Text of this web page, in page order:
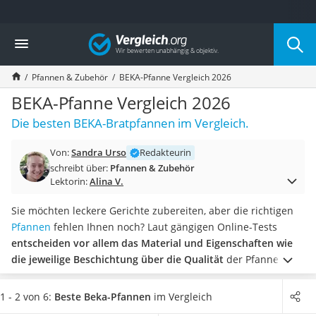
Die beliebtesten Vergleiche nach Kategorie
Haushalt
Wassersprudler
Zentralstaubsauger
Brotbackautomat
Wischroboter
Wäschespinne
Spülmaschinentabs
Akku-Staubsauger
AEG-Waschmaschine
Saug-Wisch-Roboter
Handstaubsauger
Milchaufschäumer
Kondenstrockner
Reiskocher
Vergleich
Pfannen & Zubehör BEKA-Pfanne Vergleich 2026
BEKA-Pfanne Vergleich 2026
Die besten BEKA-Bratpfannen im Vergleich.
Von:Sandra Urso
Redakteurin
schreibt über: Pfannen & Zubehör
Lektorin:Alina V.
Sie möchten leckere Gerichte zubereiten, aber die richtigen
Pfannen fehlen Ihnen noch? Laut gängigen Online-Tests
entscheiden vor allem das Material und Eigenschaften wie
die jeweilige Beschichtung über die Qualität der Pfannen.
BEKA bietet verschiedenste Modelle an, sodass für jeden die
optimale Pfanne dabei ist. In unserer Vergleichstabelle
1 - 2 von 6: Beste Beka-Pfannen im Vergleich